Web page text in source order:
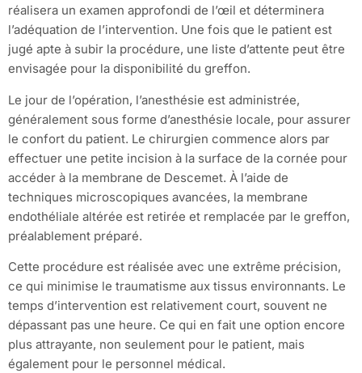
réalisera un examen approfondi de l’œil et déterminera
l’adéquation de l’intervention. Une fois que le patient est
jugé apte à subir la procédure, une liste d’attente peut être
envisagée pour la disponibilité du greffon.
Le jour de l’opération, l’anesthésie est administrée,
généralement sous forme d’anesthésie locale, pour assurer
le confort du patient. Le chirurgien commence alors par
effectuer une petite incision à la surface de la cornée pour
accéder à la membrane de Descemet. À l’aide de
techniques microscopiques avancées, la membrane
endothéliale altérée est retirée et remplacée par le greffon,
préalablement préparé.
Cette procédure est réalisée avec une extrême précision,
ce qui minimise le traumatisme aux tissus environnants. Le
temps d’intervention est relativement court, souvent ne
dépassant pas une heure. Ce qui en fait une option encore
plus attrayante, non seulement pour le patient, mais
également pour le personnel médical.